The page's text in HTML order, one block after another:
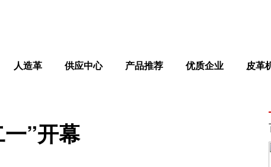
人造革 供应中心 产品推荐 优质企业 皮革
”开幕